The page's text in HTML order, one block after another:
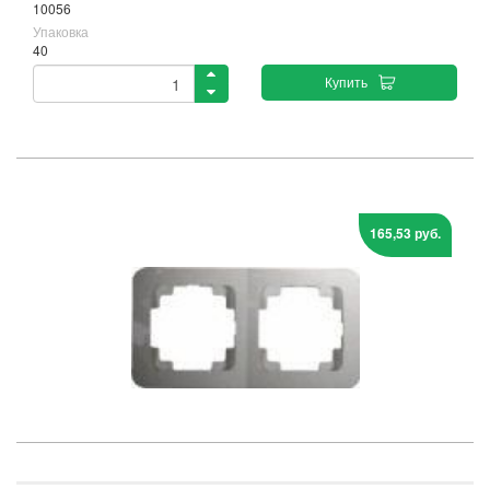
10056
Упаковка
40
Купить
165,53 руб.